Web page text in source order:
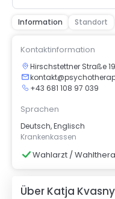
Information Standort
Kontaktinformation
Hirschstettner Straße
+43 681 108 97 039
Sprachen
Deutsch, Englisch
Krankenkassen
Wahlarzt /
Über Katja Kvasny